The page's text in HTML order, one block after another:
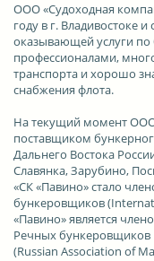
ООО «Судоходная
году в г. Владивостоке
оказывающей услуги по
профессионалами,
транспорта и хорошо
снабжения флота.
На текущий момент
поставщиком
Дальнего Востока
Славянка, Зарубино,
«СК «Павино» стало
бункеровщиков
«Павино» является
Речных бункеровщиков
(Russian Association of